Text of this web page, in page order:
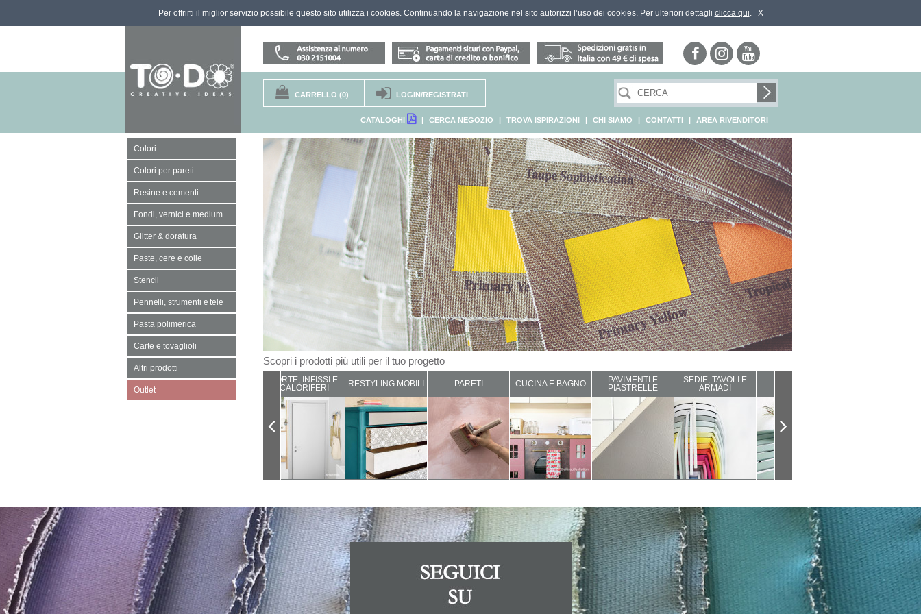
Per offrirti il miglior servizio possibile questo sito utilizza i cookies. Continuando la navigazione nel sito autorizzi l’uso dei cookies. Per ulteriori dettagli clicca qui. X
CARRELLO (0) LOGIN/REGISTRATI
CATALOGHI | CERCA NEGOZIO | TROVA ISPIRAZIONI | CHI SIAMO | CONTATTI | AREA RIVENDITORI
Colori
Colori per pareti
Resine e cementi
Fondi, vernici e medium
Glitter & doratura
Paste, cere e colle
Stencil
Pennelli, strumenti e tele
Pasta polimerica
Carte e tovaglioli
Altri prodotti
Outlet
Scopri i prodotti più utili per il tuo progetto
PORTE, INFISSI E
CALORIFERI
RESTYLING MOBILI PARETI CUCINA E BAGNO
PAVIMENTI E
PIASTRELLE
SEDIE, TAVOLI E
ARMADI